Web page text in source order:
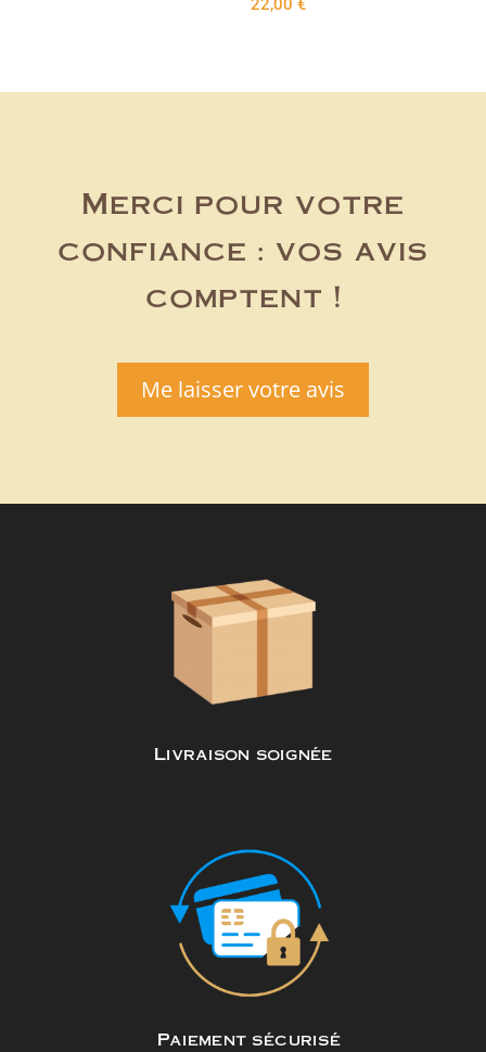
22,00€
Merci pour votre
confiance : vos avis
comptent !
Me laisser votre avis
Livraison soignée
Paiement sécurisé